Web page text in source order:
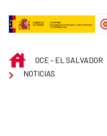
INICIOOCE - EL SALVADOR
NOTICIAS